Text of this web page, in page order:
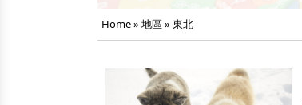
Home» 地區» 東北